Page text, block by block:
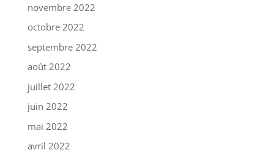
novembre 2022
octobre 2022
septembre 2022
août 2022
juillet 2022
juin 2022
mai 2022
avril 2022